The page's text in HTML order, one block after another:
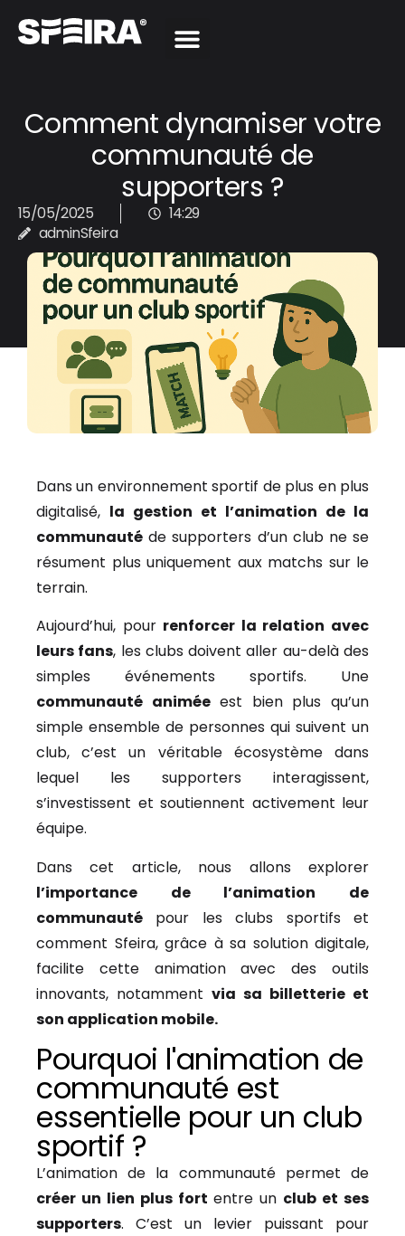
Comment dynamiser votre
communauté de
supporters ?
15/05/2025
14:29
adminSfeira
Dans un environnement sportif de plus en plus
digitalisé, la gestion et l’animation de la
communauté de supporters d’un club ne se
résument plus uniquement aux matchs sur le
terrain.
Aujourd’hui, pour renforcer la relation avec
leurs fans, les clubs doivent aller au-delà des
simples événements sportifs. Une
communauté animéeest bien plus qu’un
simple ensemble de personnes qui suivent un
club, c’est un véritable écosystème dans
lequel les supporters interagissent,
s’investissent et soutiennent activement leur
équipe.
Dans cet article, nous allons explorer
l’importance de l’animation de
communauté pour les clubs sportifs et
comment Sfeira, grâce à sa solution digitale,
facilite cette animation avec des outils
innovants, notamment via sa billetterie et
son application mobile.
Pourquoi l'animation de
communauté est
essentielle pour un club
sportif ?
L’animation de la communauté permet de
créer un lien plus fort entre un club et ses
supporters. C’est un levier puissant pour